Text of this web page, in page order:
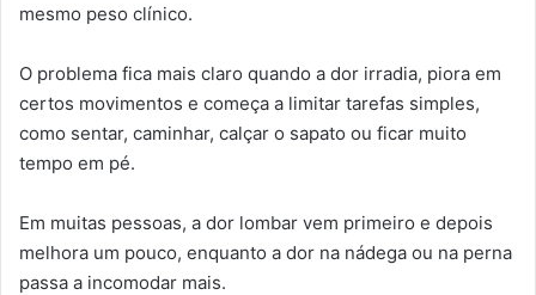
mesmo peso clínico.
O problema fica mais claro quando a dor irradia, piora em
certos movimentos e começa a limitar tarefas simples,
como sentar, caminhar, calçar o sapato ou ficar muito
tempo em pé.
Em muitas pessoas, a dor lombar vem primeiro e depois
melhora um pouco, enquanto a dor na nádega ou na perna
passa a incomodar mais.